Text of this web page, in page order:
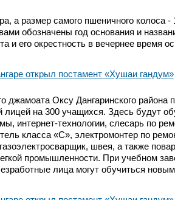
а размер самого пшеничного колоса -
обозначены год основания и
и его окрестность в вечернее время
джамоата Оксу Дангаринского района
на 300 учащихся. Здесь будут
интернет-технологии, слесарь по
класса «С», электромонтер по
швея, а также
промышленности. При учебном
лица могут обучиться новым